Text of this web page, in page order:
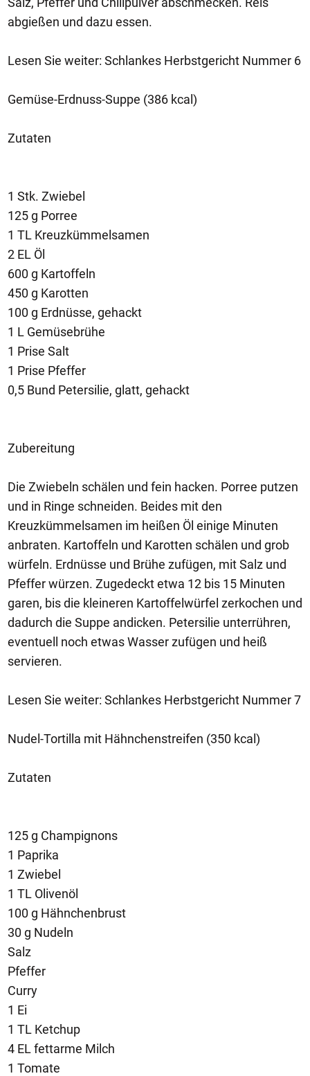
abgießen und dazu essen.
Lesen Sie weiter: Schlankes Herbstgericht Nummer 6
Gemüse-Erdnuss-Suppe (386 kcal)
Zutaten
1 Stk. Zwiebel
125 g Porree
1 TL Kreuzkümmelsamen
2 EL Öl
600 g Kartoffeln
450 g Karotten
100 g Erdnüsse, gehackt
1 L Gemüsebrühe
1 Prise Salt
1 Prise Pfeffer
0,5 Bund Petersilie, glatt, gehackt
Zubereitung
Die Zwiebeln schälen und fein hacken. Porree putzen
und in Ringe schneiden. Beides mit den
Kreuzkümmelsamen im heißen Öl einige Minuten
anbraten. Kartoffeln und Karotten schälen und grob
würfeln. Erdnüsse und Brühe zufügen, mit Salz und
Pfeffer würzen. Zugedeckt etwa 12 bis 15 Minuten
garen, bis die kleineren Kartoffelwürfel zerkochen und
dadurch die Suppe andicken. Petersilie unterrühren,
eventuell noch etwas Wasser zufügen und heiß
servieren.
Lesen Sie weiter: Schlankes Herbstgericht Nummer 7
Nudel-Tortilla mit Hähnchenstreifen (350 kcal)
Zutaten
125 g Champignons
1 Paprika
1 Zwiebel
1 TL Olivenöl
100 g Hähnchenbrust
30 g Nudeln
Salz
Pfeffer
Curry
1 Ei
1 TL Ketchup
4 EL fettarme Milch
1 Tomate